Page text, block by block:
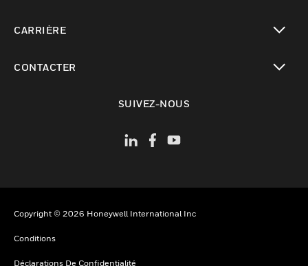
CARRIÈRE
CONTACTER
SUIVEZ-NOUS
Copyright © 2026 Honeywell International Inc
Conditions
Déclarations De Confidentialité